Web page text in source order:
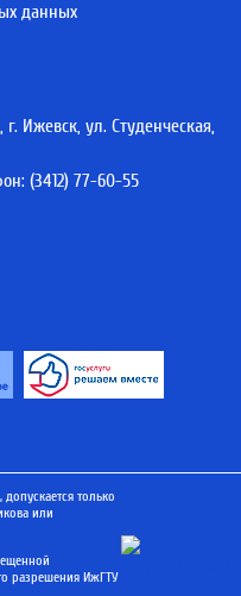
данных
Ижевск, ул. Студенческая,
(3412) 77-60-55
только
или
разрешения ИжГТУ